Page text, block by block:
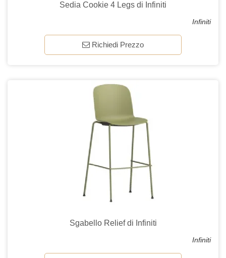
Sedia Cookie 4 Legs di Infiniti
Infiniti
Richiedi Prezzo
Sgabello Relief di Infiniti
Infiniti